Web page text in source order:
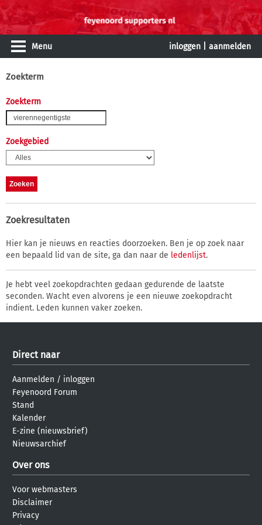
Menu inloggen aanmelden
Zoekterm
Zoekterm
Zoekgebied
Zoekresultaten
Hier kan je nieuws en reacties doorzoeken. Ben je op zoek naar
een bepaald lid van de site, ga dan naar de ledenlijst.
Je hebt veel zoekopdrachten gedaan gedurende de laatste
seconden. Wacht even alvorens je een nieuwe zoekopdracht
indient. Leden kunnen vaker zoeken.
Direct naar
Aanmelden / inloggen
Feyenoord Forum
Stand
Kalender
E-zine (nieuwsbrief)
Nieuwsarchief
Over ons
Voor webmasters
Disclaimer
Privacy